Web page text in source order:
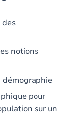
des
notions
démographie
pour
sur un